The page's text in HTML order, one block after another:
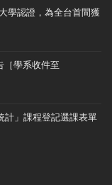
學認證，為全台首間獲
［學系收件至
計」課程登記選課表單